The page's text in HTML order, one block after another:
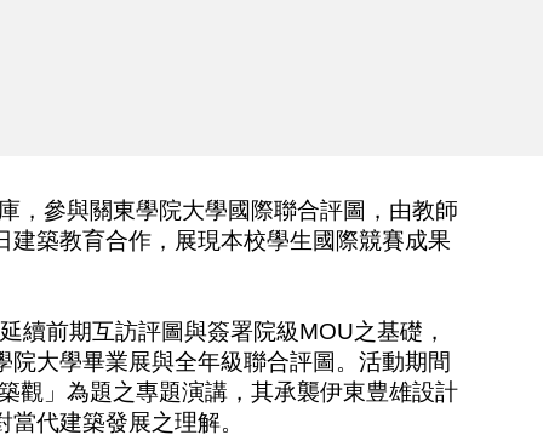
，參與關東學院大學國際聯合評圖，由教師
築教育合作，展現本校學生國際競賽成果
續前期互訪評圖與簽署院級MOU之基礎，
大學畢業展與全年級聯合評圖。活動期間
觀」為題之專題演講，其承襲伊東豊雄設計
代建築發展之理解。